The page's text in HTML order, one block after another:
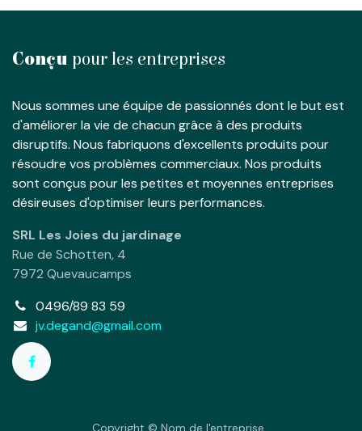
Conçu pour les entreprises
Nous sommes une équipe de passionnés dont le but est
d'améliorer la vie de chacun grâce à des produits
disruptifs. Nous fabriquons d'excellents produits pour
résoudre vos problèmes commerciaux. Nos produits
sont conçus pour les petites et moyennes entreprises
désireuses d'optimiser leurs performances.
SRL Les Joies du jardinage
Rue de Schotten, 4
7972 Quevaucamps
0496/89 83 59
jv.degand@gmail.com
Copyright © Nom de l'entreprise